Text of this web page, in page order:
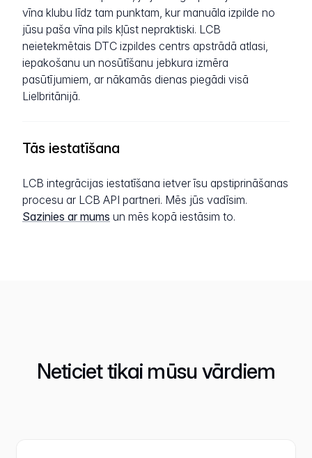
vīna klubu līdz tam punktam, kur manuāla izpilde no
jūsu paša vīna pils kļūst nepraktiski. LCB
neietekmētais DTC izpildes centrs apstrādā atlasi,
iepakošanu un nosūtīšanu jebkura izmēra
pasūtījumiem, ar nākamās dienas piegādi visā
Lielbritānijā.
Tās iestatīšana
LCB integrācijas iestatīšana ietver īsu apstiprināšanas
procesu ar LCB API partneri. Mēs jūs vadīsim.
Sazinies ar mums un mēs kopā iestāsim to.
Neticiet tikai mūsu vārdiem